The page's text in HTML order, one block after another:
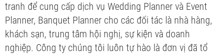
tranh để cung cấp dịch vụ Wedding Planner và Event
Planner, Banquet Planner cho các đối tác là nhà hàng,
khách sạn, trung tâm hội nghị, sự kiện và doanh
nghiệp. Công ty chúng tôi luôn tự hào là đơn vị đã tổ